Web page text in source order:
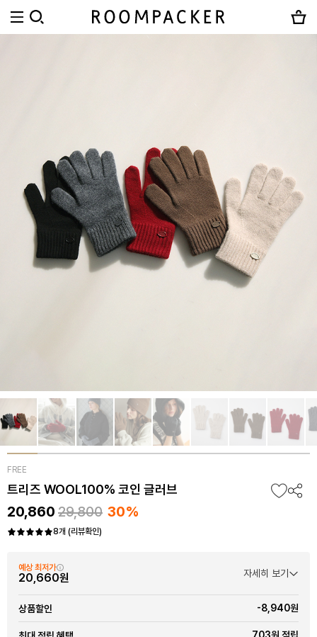
FREE
트리즈 WOOL100% 코인 글러브
20,860 29,800 30%
8개 (리뷰확인)
예상 최저가
20,660원 자세히 보기
상품할인 -8,940원